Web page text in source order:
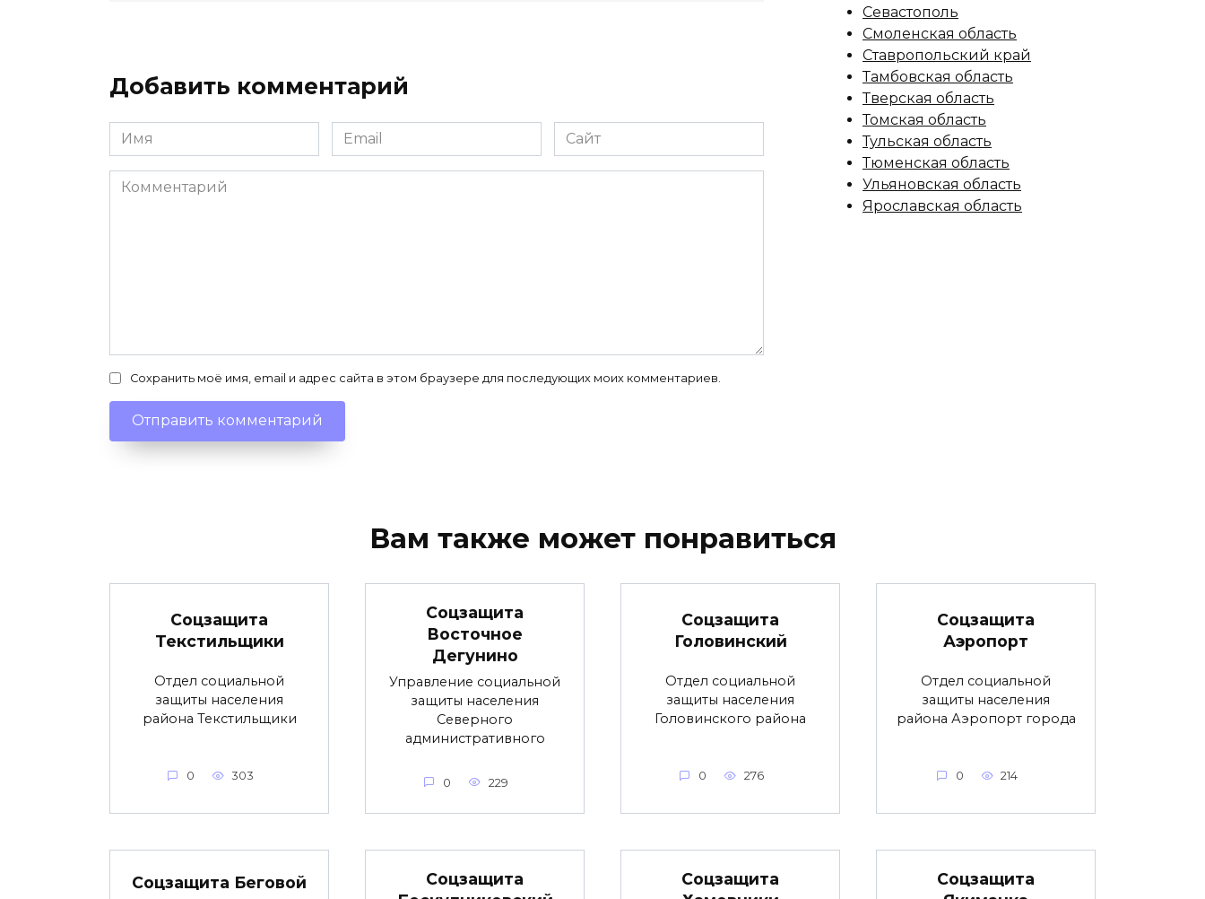
Добавить комментарий
Имя
*
Email
*
Сайт
Комментарий
Сохранить моё имя, email и адрес сайта в этом браузере для последующих моих комментариев.
Севастополь
Смоленская область
Ставропольский край
Тамбовская область
Тверская область
Томская область
Тульская область
Тюменская область
Ульяновская область
Ярославская область
Вам также может понравиться
Соцзащита
Текстильщики
Отдел социальной
защиты населения
района Текстильщики
0 303
Соцзащита
Восточное
Дегунино
Управление социальной
защиты населения
Северного
административного
0 229
Соцзащита
Головинский
Отдел социальной
защиты населения
Головинского района
0 276
Соцзащита
Аэропорт
Отдел социальной
защиты населения
района Аэропорт города
0 214
Соцзащита Беговой
Соцзащита
Соцзащита
Соцзащита